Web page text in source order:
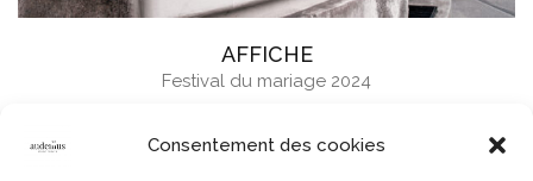
Consentement des cookies
AFFICHE
Festival du mariage 2024